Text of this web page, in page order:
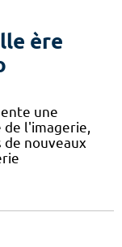
ère
une
l'imagerie,
nouveaux